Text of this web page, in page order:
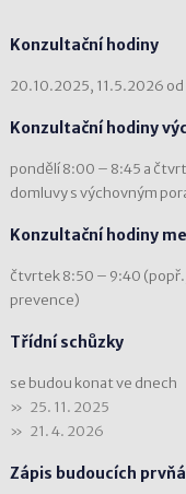
Konzultační hodiny
20.10.2025, 11.5.2026
Konzultační hodiny
pondělí 8:00 – 8:45 a
domluvy s výchovným
Konzultační hodiny
čtvrtek 8:50 – 9:40
prevence)
Třídní schůzky
se budou konat ve dnech
25. 11. 2025
21. 4. 2026
Zápis budoucích